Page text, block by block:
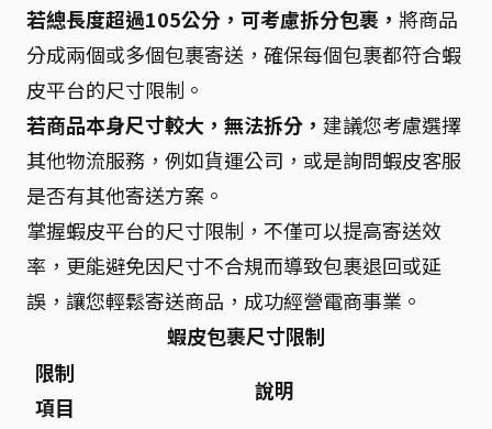
若總長度超過105公分，可考慮拆分包裹， 將商品
分成兩個或多個包裹寄送，確保每個包裹都符合蝦
皮平台的尺寸限制。
若商品本身尺寸較大，無法拆分， 建議您考慮選擇
其他物流服務，例如貨運公司，或是詢問蝦皮客服
是否有其他寄送方案。
掌握蝦皮平台的尺寸限制，不僅可以提高寄送效
率，更能避免因尺寸不合規而導致包裹退回或延
誤，讓您輕鬆寄送商品，成功經營電商事業。
蝦皮包裹尺寸限制
限制
項目
說明